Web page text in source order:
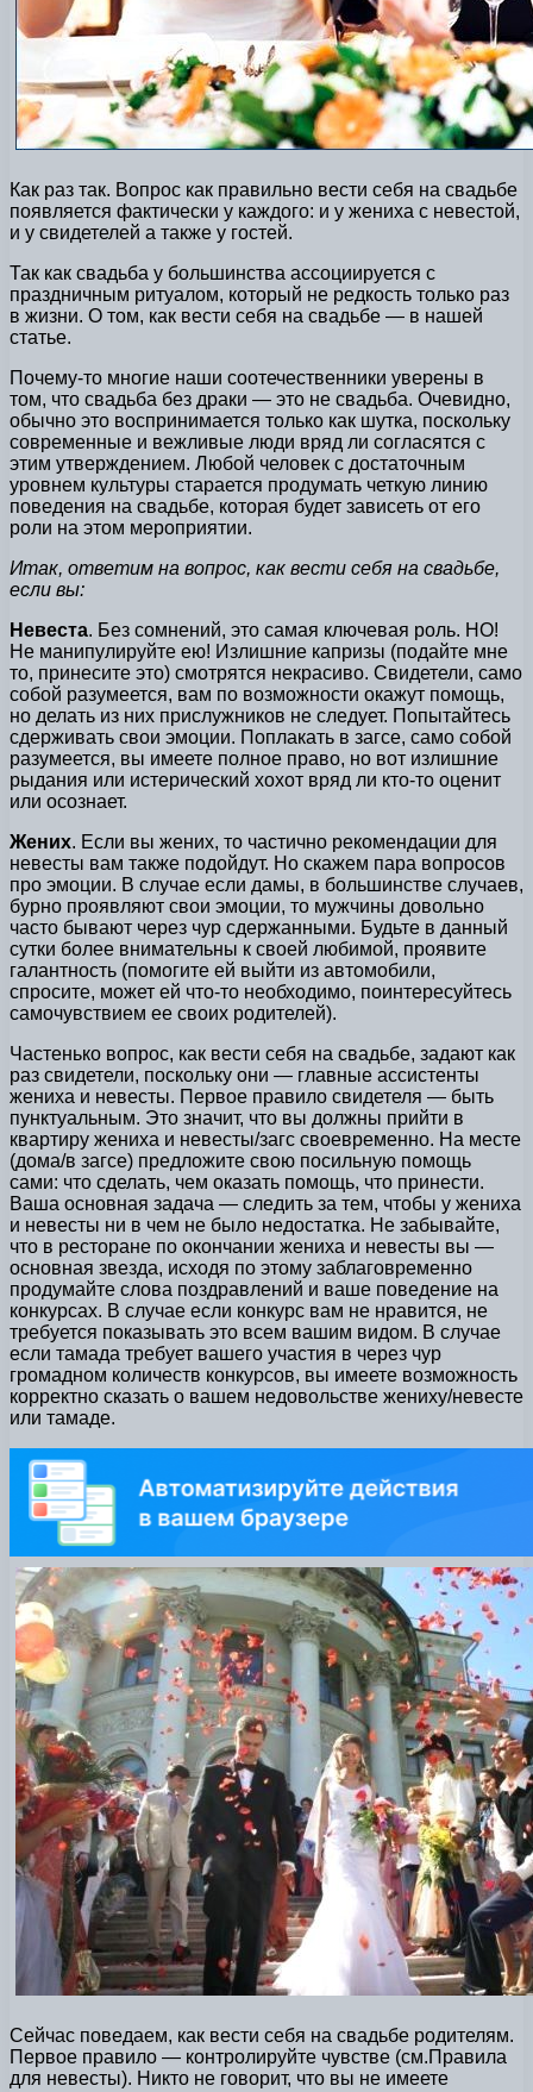
Как раз так. Вопрос как правильно вести себя на свадьбе
появляется фактически у каждого: и у жениха с невестой,
и у свидетелей а также у гостей.
Так как свадьба у большинства ассоциируется с
праздничным ритуалом, который не редкость только раз
в жизни. О том, как вести себя на свадьбе — в нашей
статье.
Почему-то многие наши соотечественники уверены в
том, что свадьба без драки — это не свадьба. Очевидно,
обычно это воспринимается только как шутка, поскольку
современные и вежливые люди вряд ли согласятся с
этим утверждением. Любой человек с достаточным
уровнем культуры старается продумать четкую линию
поведения на свадьбе, которая будет зависеть от его
роли на этом мероприятии.
Итак, ответим на вопрос, как вести себя на свадьбе,
если вы:
Невеста. Без сомнений, это самая ключевая роль. НО!
Не манипулируйте ею! Излишние капризы (подайте мне
то, принесите это) смотрятся некрасиво. Свидетели, само
собой разумеется, вам по возможности окажут помощь,
но делать из них прислужников не следует. Попытайтесь
сдерживать свои эмоции. Поплакать в загсе, само собой
разумеется, вы имеете полное право, но вот излишние
рыдания или истерический хохот вряд ли кто-то оценит
или осознает.
Жених. Если вы жених, то частично рекомендации для
невесты вам также подойдут. Но скажем пара вопросов
про эмоции. В случае если дамы, в большинстве случаев,
бурно проявляют свои эмоции, то мужчины довольно
часто бывают через чур сдержанными. Будьте в данный
сутки более внимательны к своей любимой, проявите
галантность (помогите ей выйти из автомобили,
спросите, может ей что-то необходимо, поинтересуйтесь
самочувствием ее своих родителей).
Частенько вопрос, как вести себя на свадьбе, задают как
раз свидетели, поскольку они — главные ассистенты
жениха и невесты. Первое правило свидетеля — быть
пунктуальным. Это значит, что вы должны прийти в
квартиру жениха и невесты/загс своевременно. На месте
(дома/в загсе) предложите свою посильную помощь
сами: что сделать, чем оказать помощь, что принести.
Ваша основная задача — следить за тем, чтобы у жениха
и невесты ни в чем не было недостатка. Не забывайте,
что в ресторане по окончании жениха и невесты вы —
основная звезда, исходя по этому заблаговременно
продумайте слова поздравлений и ваше поведение на
конкурсах. В случае если конкурс вам не нравится, не
требуется показывать это всем вашим видом. В случае
если тамада требует вашего участия в через чур
громадном количеств конкурсов, вы имеете возможность
корректно сказать о вашем недовольстве жениху/невесте
или тамаде.
Сейчас поведаем, как вести себя на свадьбе родителям.
Первое правило — контролируйте чувстве (см.Правила
для невесты). Никто не говорит, что вы не имеете